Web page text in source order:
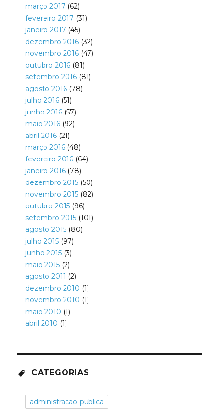
março 2017 (62)
fevereiro 2017 (31)
janeiro 2017 (45)
dezembro 2016(32)
novembro 2016(47)
outubro 2016(81)
setembro 2016(81)
agosto 2016(78)
julho 2016(51)
junho 2016(57)
maio 2016(92)
abril 2016(21)
março 2016(48)
fevereiro 2016(64)
janeiro 2016(78)
dezembro 2015(50)
novembro 2015(82)
outubro 2015(96)
setembro 2015(101)
agosto 2015(80)
julho 2015(97)
junho 2015(3)
maio 2015(2)
agosto 2011 (2)
dezembro 2010 (1)
novembro 2010 (1)
maio 2010 (1)
abril 2010 (1)
CATEGORIAS
administracao-publica